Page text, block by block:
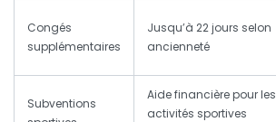
Congés
supplémentaires
Jusqu’à 22 jours selon
ancienneté
Subventions
Aide financière pour les
activités sportives